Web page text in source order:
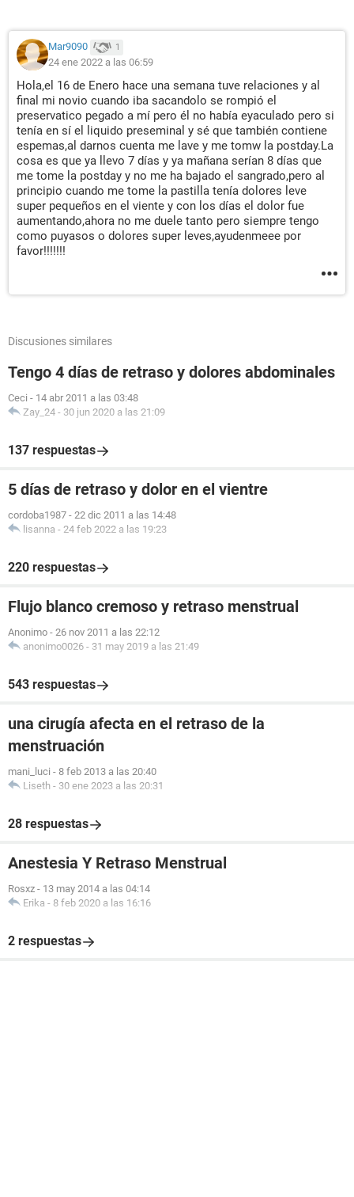
Mar9090 1
24 ene 2022 a las 06:59
Hola,el 16 de Enero hace una semana tuve relaciones y al
final mi novio cuando iba sacandolo se rompió el
preservatico pegado a mí pero él no había eyaculado pero si
tenía en sí el liquido preseminal y sé que también contiene
espemas,al darnos cuenta me lave y me tomw la postday.La
cosa es que ya llevo 7 días y ya mañana serían 8 días que
me tome la postday y no me ha bajado el sangrado,pero al
principio cuando me tome la pastilla tenía dolores leve
super pequeños en el viente y con los días el dolor fue
aumentando,ahora no me duele tanto pero siempre tengo
como puyasos o dolores super leves,ayudenmeee por
favor!!!!!!!
Discusiones similares
Tengo 4 días de retraso y dolores abdominales
Ceci - 14 abr 2011 a las 03:48
Zay_24 - 30 jun 2020 a las 21:09
137 respuestas
5 días de retraso y dolor en el vientre
cordoba1987 - 22 dic 2011 a las 14:48
lisanna - 24 feb 2022 a las 19:23
220 respuestas
Flujo blanco cremoso y retraso menstrual
Anonimo - 26 nov 2011 a las 22:12
anonimo0026 - 31 may 2019 a las 21:49
543 respuestas
una cirugía afecta en el retraso de la
menstruación
mani_luci - 8 feb 2013 a las 20:40
Liseth - 30 ene 2023 a las 20:31
28 respuestas
Anestesia Y Retraso Menstrual
Rosxz - 13 may 2014 a las 04:14
Erika - 8 feb 2020 a las 16:16
2 respuestas